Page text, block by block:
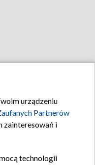
urządzeniu
Partnerów
zainteresowań i
technologii